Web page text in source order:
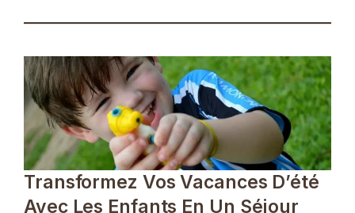
Transformez Vos Vacances D’été
Avec Les Enfants En Un Séjour